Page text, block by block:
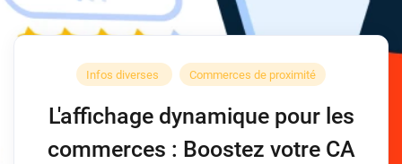
Infos diverses Commerces de proximité
L'affichage dynamique pour les
commerces : Boostez votre CA